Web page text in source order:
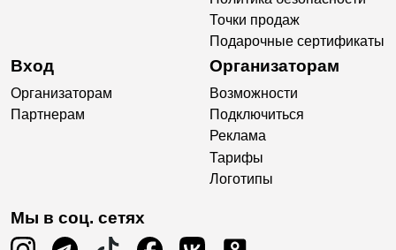
Точки продаж
Подарочные сертификаты
Вход
Организаторам
Партнерам
Организаторам
Возможности
Подключиться
Реклама
Тарифы
Логотипы
Мы в соц. сетях